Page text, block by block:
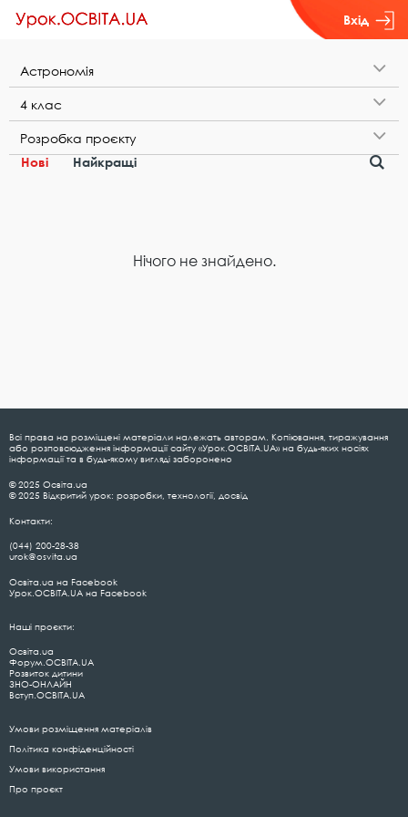
Вхід
А​с​т​р​о​н​о​м​і​я
4​ ​к​л​а​с
Р​о​з​р​о​б​к​а​ ​п​р​о​є​к​т​у
Нові
Найкращі
Нічого не знайдено.
Всі права на розміщені матеріали належать авторам. Копіювання, тиражування
або розповсюдження інформації сайту «Урок.ОСВІТА.UA» на будь-яких носіях
інформації та в будь-якому вигляді заборонено
© 2025 Освіта.ua
© 2025 Відкритий урок: розробки, технології, досвід
Контакти:
(044) 200-28-38
urok@osvita.ua
Освіта.ua на Facebook
Урок.ОСВІТА.UA на Facebook
Наші проєкти:
Освіта.ua
Форум.ОСВІТА.UA
Розвиток дитини
ЗНО-ОНЛАЙН
Вступ.ОСВІТА.UA
Умови розміщення матеріалів
Політика конфіденційності
Умови використання
Про проєкт